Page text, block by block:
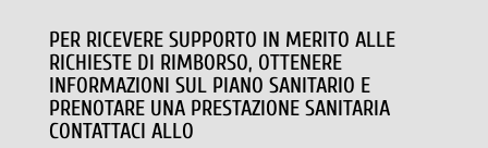
PER RICEVERE SUPPORTO IN MERITO ALLE
RICHIESTE DI RIMBORSO, OTTENERE
INFORMAZIONI SUL PIANO SANITARIO E
PRENOTARE UNA PRESTAZIONE SANITARIA
CONTATTACI ALLO